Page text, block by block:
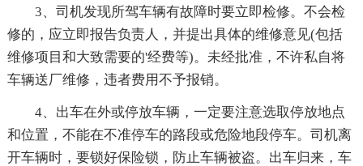
3、司机发现所驾车辆有故障时要立即检修。不会检
修的，应立即报告负责人，并提出具体的维修意见(包括
维修项目和大致需要的'经费等)。未经批准，不许私自将
车辆送厂维修，违者费用不予报销。
4、出车在外或停放车辆，一定要注意选取停放地点
和位置，不能在不准停车的路段或危险地段停车。司机离
开车辆时，要锁好保险锁，防止车辆被盗。出车归来，车